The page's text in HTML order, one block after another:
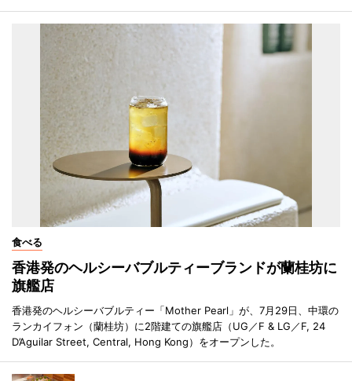
食べる
香港発のヘルシーバブルティーブランドが蘭桂坊に
旗艦店
香港発のヘルシーバブルティー「Mother Pearl」が、7月29日、中環の
ランカイフォン（蘭桂坊）に2階建ての旗艦店（UG／F & LG／F, 24
D’Aguilar Street, Central, Hong Kong）をオープンした。